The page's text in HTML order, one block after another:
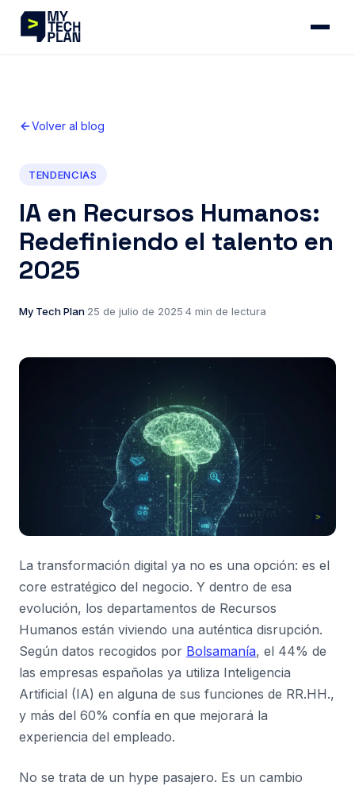
Volver al blog
TENDENCIAS
IA en Recursos Humanos:
Redefiniendo el talento en
2025
My Tech Plan·25 de julio de 2025·4 min de lectura
La transformación digital ya no es una opción: es el
core estratégico del negocio. Y dentro de esa
evolución, los departamentos de Recursos
Humanos están viviendo una auténtica disrupción.
Según datos recogidos por Bolsamanía, el 44% de
las empresas españolas ya utiliza Inteligencia
Artificial (IA) en alguna de sus funciones de RR.HH.,
y más del 60% confía en que mejorará la
experiencia del empleado.
No se trata de un hype pasajero. Es un cambio